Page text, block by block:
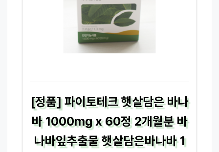
[정품] 파이토테크 햇살담은 바나
바 1000mg x 60정 2개월분 바
나바잎추출물 햇살담은바나바 1